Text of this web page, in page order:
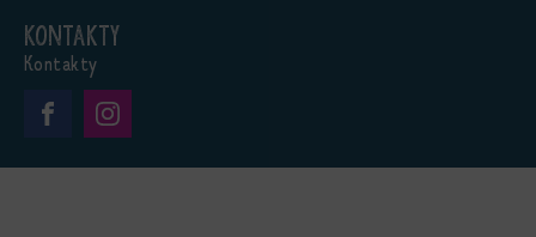
Kontakty
Kontakty